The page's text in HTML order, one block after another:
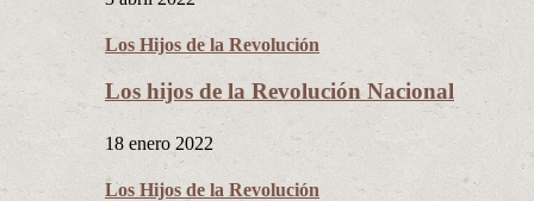
Los Hijos de la Revolución
Los hijos de la Revolución Nacional
18 enero 2022
Los Hijos de la Revolución